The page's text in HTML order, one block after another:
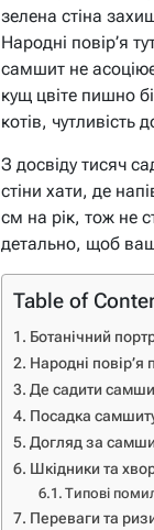
зелена стіна
Народні повір’я
самшит не
кущ цвіте пишно
котів, чутливість
З досвіду тисяч
стіни хати, де
см на рік, тож не
детально, щоб
Table of
Ботанічний
Народні
Де садити самшит
Посадка
Догляд за
Шкідники та
Типові
Переваги та